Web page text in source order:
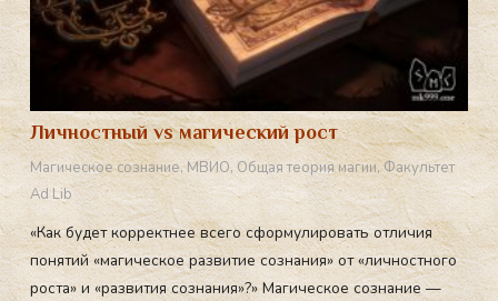
Личностный vs магический рост
Магическое сознание,МВИО, Общая теория магии,Факультет
Ad Lib
«Как будет корректнее всего сформулировать отличия
понятий «магическое развитие сознания» от «личностного
роста» и «развития сознания»?» Магическое сознание —